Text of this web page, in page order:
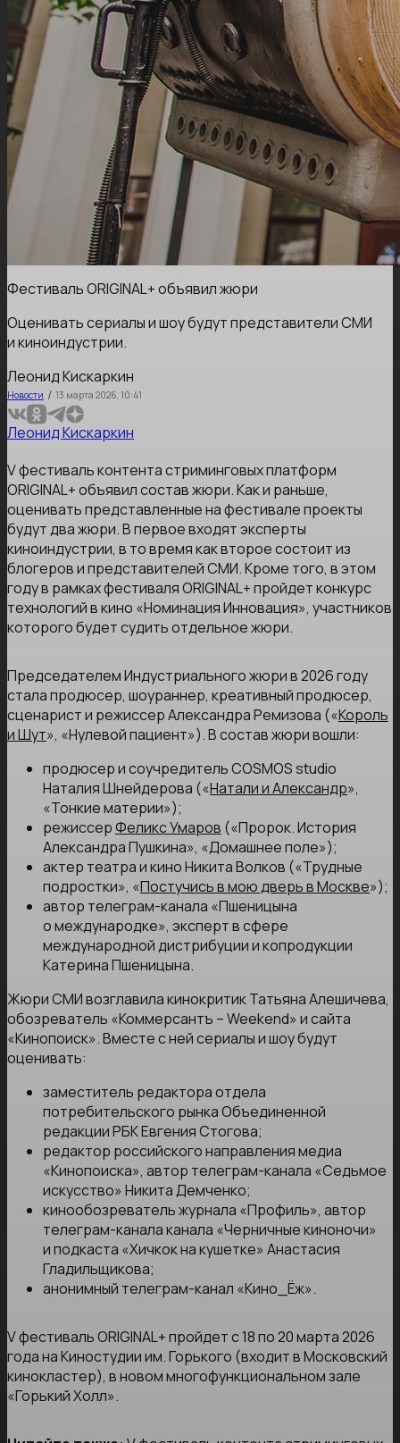
Фестиваль ORIGINAL+ объявил жюри
Оценивать сериалы и шоу будут представители СМИ
и киноиндустрии.
Леонид Кискаркин
Новости / 13 марта 2026, 10:41
Леонид Кискаркин
V фестиваль контента стриминговых платформ
ORIGINAL+ объявил состав жюри. Как и раньше,
оценивать представленные на фестивале проекты
будут два жюри. В первое входят эксперты
киноиндустрии, в то время как второе состоит из
блогеров и представителей СМИ. Кроме того, в этом
году в рамках фестиваля ORIGINAL+ пройдет конкурс
технологий в кино «Номинация Инновация», участников
которого будет судить отдельное жюри.
Председателем Индустриального жюри в 2026 году
стала продюсер, шоураннер, креативный продюсер,
сценарист и режиссер Александра Ремизова («Король
и Шут», «Нулевой пациент»). В состав жюри вошли:
продюсер и соучредитель COSMOS studio
Наталия Шнейдерова («Натали и Александр»,
«Тонкие материи»);
режиссерФеликс Умаров («Пророк. История
Александра Пушкина», «Домашнее поле»);
актер театра и кино Никита Волков («Трудные
подростки», «Постучись в мою дверь в Москве»);
автор телеграм-канала «Пшеницына
о международке», эксперт в сфере
международной дистрибуции и копродукции
Катерина Пшеницына.
Жюри СМИ возглавила кинокритик Татьяна Алешичева,
обозреватель «Коммерсантъ – Weekend» и сайта
«Кинопоиск». Вместе с ней сериалы и шоу будут
оценивать:
заместитель редактора отдела
потребительского рынка Объединенной
редакции РБК Евгения Стогова;
редактор российского направления медиа
«Кинопоиска», автор телеграм-канала «Седьмое
искусство» Никита Демченко;
кинообозреватель журнала «Профиль», автор
телеграм-канала канала «Черничные киноночи»
и подкаста «Хичкок на кушетке» Анастасия
Гладильщикова;
анонимный телеграм-канал «Кино_Ёж».
V фестиваль ORIGINAL+ пройдет с 18 по 20 марта 2026
года на Киностудии им. Горького (входит в Московский
кинокластер), в новом многофункциональном зале
«Горький Холл».